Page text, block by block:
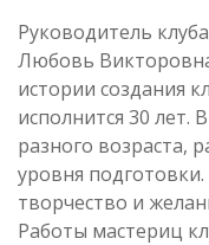
Руководитель
Любовь
истории создания
исполнится 30 лет.
разного возраста,
уровня
творчество и
Работы мастериц